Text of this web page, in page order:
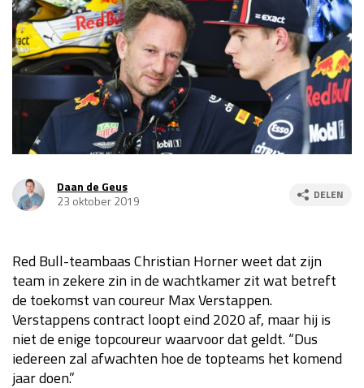
Kwalificatie
vr 14:00 - 15:00
za 13:00 - 15:00
Kwalificatie
za 15:00 - 16:00
Race
zo 14:00 - 16:00
GP VERENIGDE STATEN 2026 23 - 25 okt
Race
zo 21:00 - 23:00
GP MEXICO 2026 30 okt - 01 nov
Kwalificatie
Race
zo 18:00 - 20:00
Daan de Geus
23 oktober 2019
DELEN
Red Bull-teambaas Christian Horner weet dat zijn
team in zekere zin in de wachtkamer zit wat betreft
de toekomst van coureur Max Verstappen.
Verstappens contract loopt eind 2020 af, maar hij is
niet de enige topcoureur waarvoor dat geldt. “Dus
iedereen zal afwachten hoe de topteams het komend
jaar doen.”